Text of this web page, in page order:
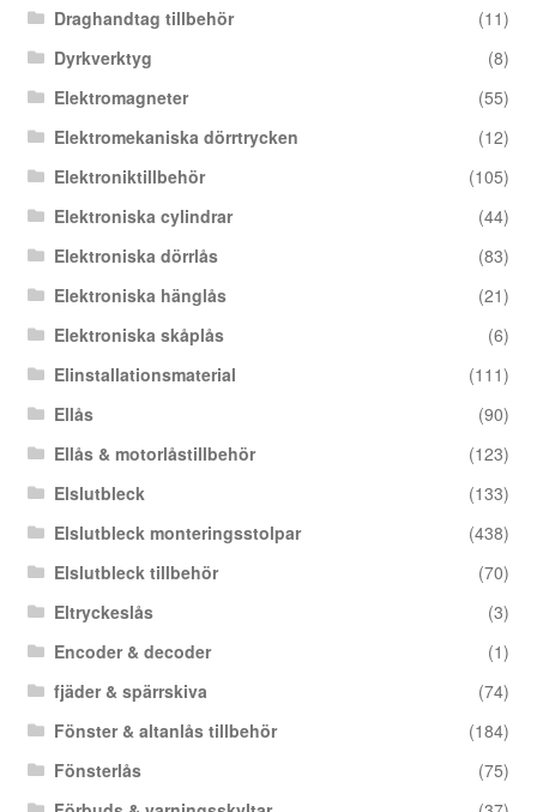
Draghandtag tillbehör
(11)
Dyrkverktyg
(8)
Elektromagneter
(55)
Elektromekaniska dörrtrycken
(12)
Elektroniktillbehör
(105)
Elektroniska cylindrar
(44)
Elektroniska dörrlås
(83)
Elektroniska hänglås
(21)
Elektroniska skåplås
(6)
Elinstallationsmaterial
(111)
Ellås
(90)
Ellås & motorlåstillbehör
(123)
Elslutbleck
(133)
Elslutbleck monteringsstolpar
(438)
Elslutbleck tillbehör
(70)
Eltryckeslås
(3)
Encoder & decoder
(1)
fjäder & spärrskiva
(74)
Fönster & altanlås tillbehör
(184)
Fönsterlås
(75)